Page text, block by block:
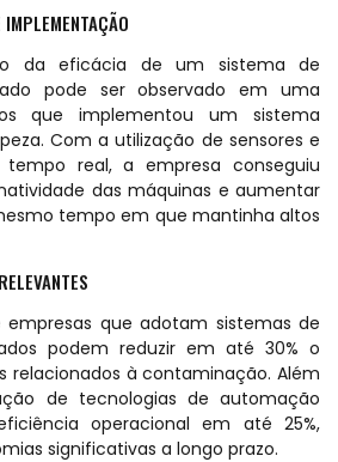
da eficácia de um sistema de
pode ser observado em uma
que implementou um sistema
Com a utilização de sensores e
real, a empresa conseguiu
das máquinas e aumentar
tempo em que mantinha altos
empresas que adotam sistemas de
podem reduzir em até 30% o
relacionados à contaminação. Além
de tecnologias de automação
operacional em até 25%,
significativas a longo prazo.